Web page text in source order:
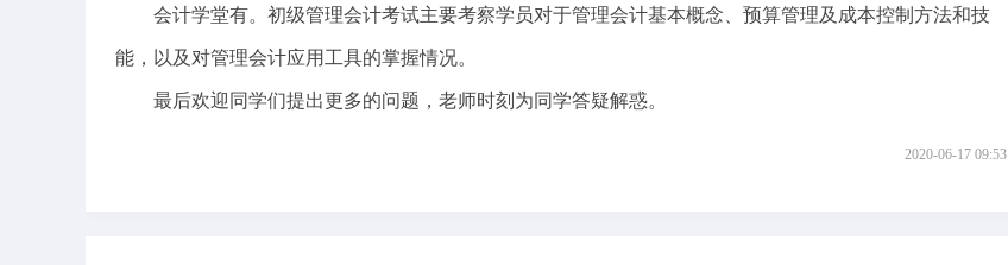
会计学堂有。初级管理会计考试主要考察学员对于管理会计基本概念、预算管理及成本控制方法和技
能，以及对管理会计应用工具的掌握情况。
最后欢迎同学们提出更多的问题，老师时刻为同学答疑解惑。
2020-06-17 09:53